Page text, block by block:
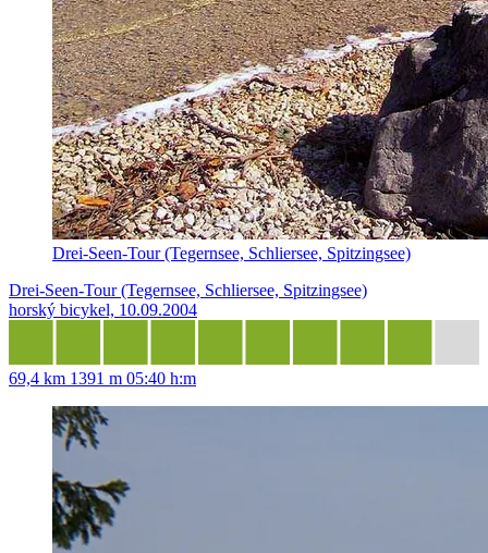
Drei-Seen-Tour (Tegernsee, Schliersee, Spitzingsee)
Drei-Seen-Tour (Tegernsee, Schliersee, Spitzingsee)
horský bicykel, 10.09.2004
69,4 km 1391 m 05:40 h:m